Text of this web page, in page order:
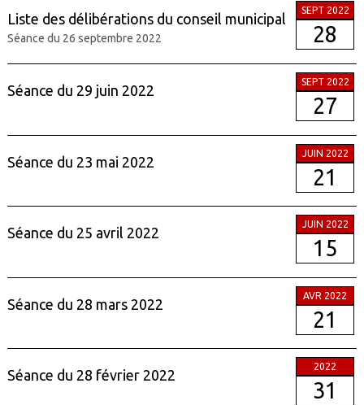
Liste des délibérations du conseil municipal
Séance du 26 septembre 2022
SEPT 2022
28
Séance du 29 juin 2022
SEPT 2022
27
Séance du 23 mai 2022
JUIN 2022
21
Séance du 25 avril 2022
JUIN 2022
15
Séance du 28 mars 2022
AVR 2022
21
Séance du 28 février 2022
2022
31